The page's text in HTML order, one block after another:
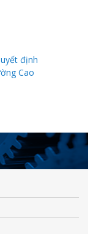
định
Cao